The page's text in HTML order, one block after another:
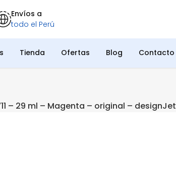
Envíos a
todo el Perú
Tienda Ofertas Blog Contacto
– 29 ml – Magenta – original – designJet